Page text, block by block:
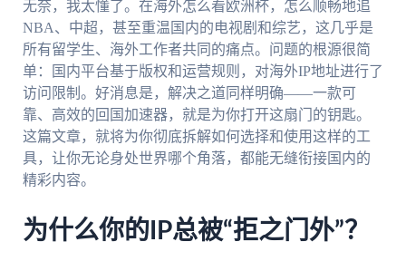
无奈，我太懂了。在海外怎么看欧洲杯，怎么顺畅地追
NBA、中超，甚至重温国内的电视剧和综艺，这几乎是
所有留学生、海外工作者共同的痛点。问题的根源很简
单：国内平台基于版权和运营规则，对海外IP地址进行了
访问限制。好消息是，解决之道同样明确——一款可
靠、高效的回国加速器，就是为你打开这扇门的钥匙。
这篇文章，就将为你彻底拆解如何选择和使用这样的工
具，让你无论身处世界哪个角落，都能无缝衔接国内的
精彩内容。
为什么你的IP总被“拒之门外”？